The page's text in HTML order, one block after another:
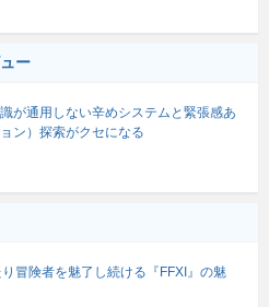
ー
が通用しない辛めシステムと緊張感あ
ン）探索がクセになる
冒険者を魅了し続ける『FFXI』の魅